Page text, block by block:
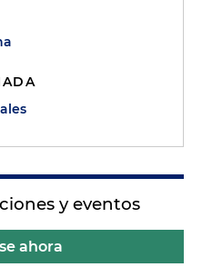
y eventos
ahora